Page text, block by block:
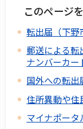
このページ
転出届（下野
郵送による転
ナンバーカー
国外への転出
住所異動や住
マイナポータ